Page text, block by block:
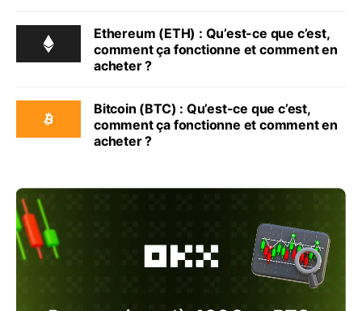
Ethereum (ETH) : Qu’est-ce que c’est,
comment ça fonctionne et comment en
acheter ?
Bitcoin (BTC) : Qu’est-ce que c’est,
comment ça fonctionne et comment en
acheter ?